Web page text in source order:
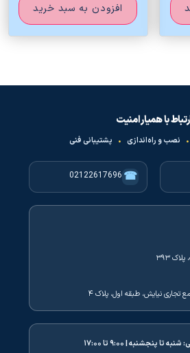
افزودن به سبد خرید
با همیار امنیت
• نصب و راه‌اندازی • پشتیبانی فنی
☎
02122617696
۳۹۳
تجاری نیایش، طبقه اول، پلاک ۴
شنبه تا پنجشنبه | ۹:۰۰ تا ۱۷:۰۰